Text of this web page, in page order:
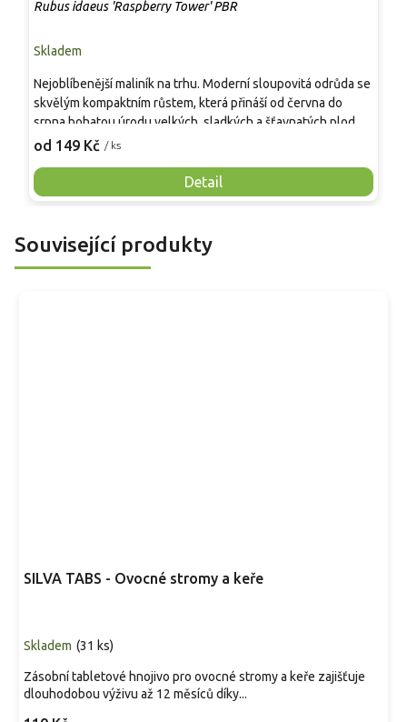
Rubus idaeus 'Raspberry Tower' PBR
Skladem
od 149 Kč / ks
Detail
Nejoblíbenější maliník na trhu. Moderní sloupovitá odrůda se
skvělým kompaktním růstem, která přináší od června do
srpna bohatou úrodu velkých, sladkých a šťavnatých plodů.
Pevné vzpřímené výhony tvoří elegantní habitus bez
Mrazuvzdornost do −25 °C a spolehlivá vitalita z něj dělají
skvělou volbu pro každého pěstitele.
Související produkty
SILVA TABS - Ovocné stromy a keře
Skladem (31 ks)
Zásobní tabletové hnojivo pro ovocné stromy a keře zajišťuje
dlouhodobou výživu až 12 měsíců díky...